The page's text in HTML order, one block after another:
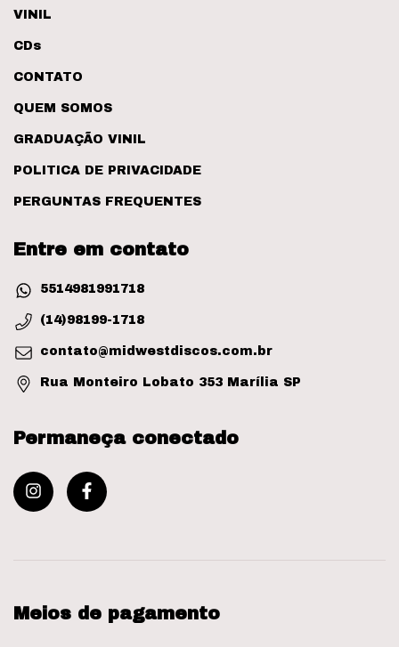
VINIL
CDs
CONTATO
QUEM SOMOS
GRADUAÇÃO VINIL
POLITICA DE PRIVACIDADE
PERGUNTAS FREQUENTES
Entre em contato
5514981991718
(14)98199-1718
contato@midwestdiscos.com.br
Rua Monteiro Lobato 353 Marília SP
Permaneça conectado
Meios de pagamento